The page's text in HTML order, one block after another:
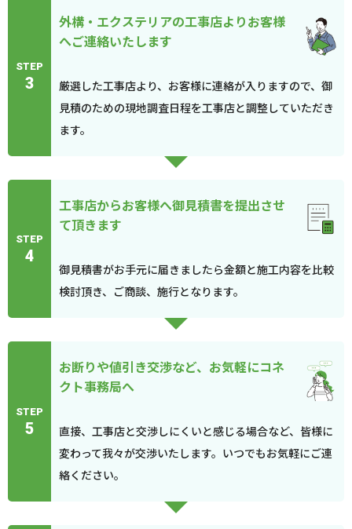
STEP
3
外構・エクステリアの工事店よりお客様
へご連絡いたします
厳選した工事店より、お客様に連絡が入りますので、御
見積のための現地調査日程を工事店と調整していただき
ます。
STEP
4
工事店からお客様へ御見積書を提出させ
て頂きます
御見積書がお手元に届きましたら金額と施工内容を比較
検討頂き、ご商談、施行となります。
STEP
5
お断りや値引き交渉など、お気軽にコネ
クト事務局へ
直接、工事店と交渉しにくいと感じる場合など、皆様に
変わって我々が交渉いたします。いつでもお気軽にご連
絡ください。